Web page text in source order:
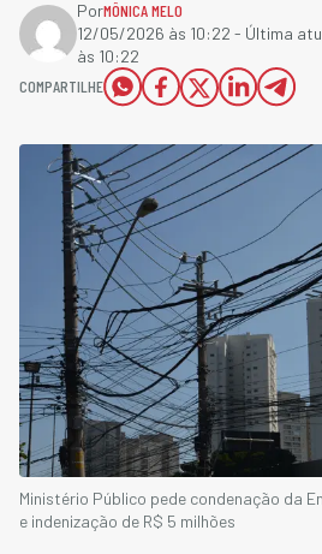
PorMÔNICA MELO
12/05/2026 às 10:22 - Última
às 10:22
COMPARTILHE
Ministério Público pede condenação da
e indenização de R$ 5 milhões